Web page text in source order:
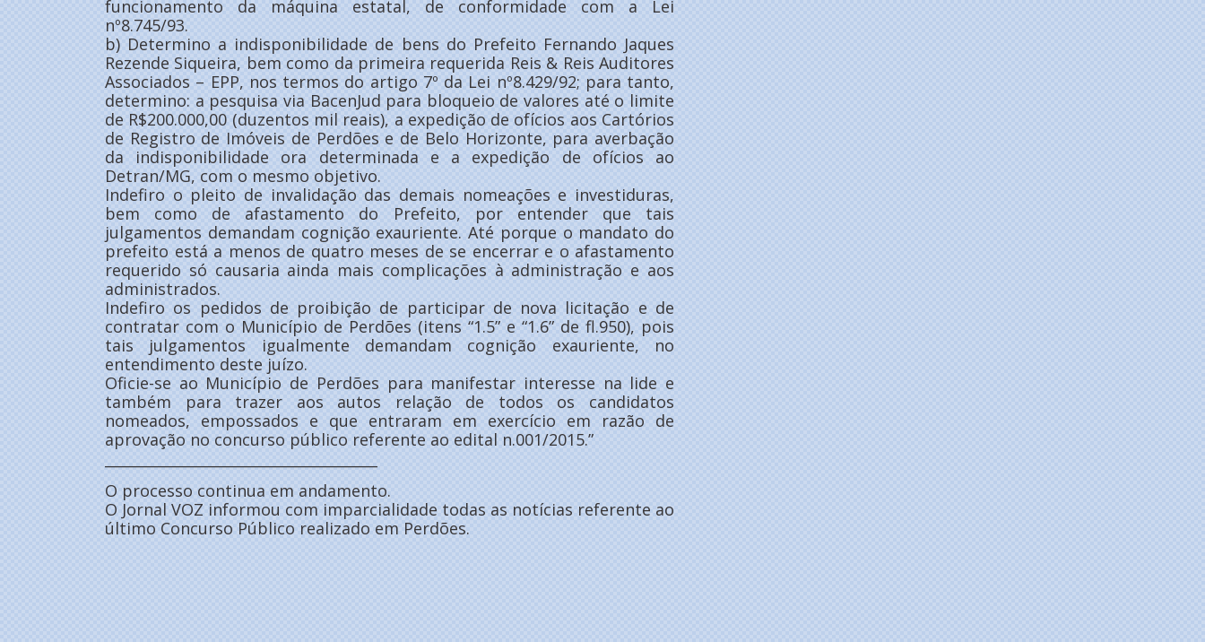
funcionamento da máquina estatal, de conformidade com a Lei
nº8.745/93.
b) Determino a indisponibilidade de bens do Prefeito Fernando Jaques
Rezende Siqueira, bem como da primeira requerida Reis & Reis Auditores
Associados – EPP, nos termos do artigo 7º da Lei nº8.429/92; para tanto,
determino: a pesquisa via BacenJud para bloqueio de valores até o limite
de R$200.000,00 (duzentos mil reais), a expedição de ofícios aos Cartórios
de Registro de Imóveis de Perdões e de Belo Horizonte, para averbação
da indisponibilidade ora determinada e a expedição de ofícios ao
Detran/MG, com o mesmo objetivo.
Indefiro o pleito de invalidação das demais nomeações e investiduras,
bem como de afastamento do Prefeito, por entender que tais
julgamentos demandam cognição exauriente. Até porque o mandato do
prefeito está a menos de quatro meses de se encerrar e o afastamento
requerido só causaria ainda mais complicações à administração e aos
administrados.
Indefiro os pedidos de proibição de participar de nova licitação e de
contratar com o Município de Perdões (itens “1.5” e “1.6” de fl.950), pois
tais julgamentos igualmente demandam cognição exauriente, no
entendimento deste juízo.
Oficie-se ao Município de Perdões para manifestar interesse na lide e
também para trazer aos autos relação de todos os candidatos
nomeados, empossados e que entraram em exercício em razão de
aprovação no concurso público referente ao edital n.001/2015.”
O processo continua em andamento.
O Jornal VOZ informou com imparcialidade todas as notícias referente ao
último Concurso Público realizado em Perdões.